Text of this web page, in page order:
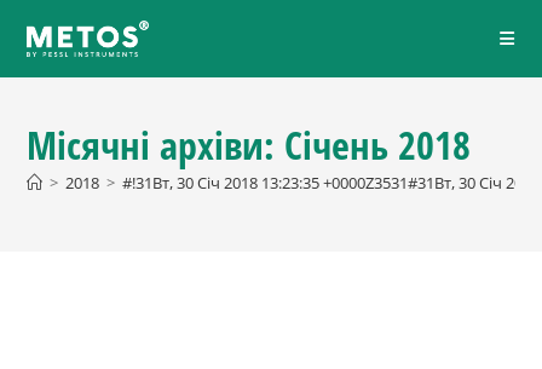
Місячні архіви: Січень 2018
> 2018 > #!31Вт, 30 Січ 2018 13:23:35 +0000Z3531#31Вт, 30 Січ